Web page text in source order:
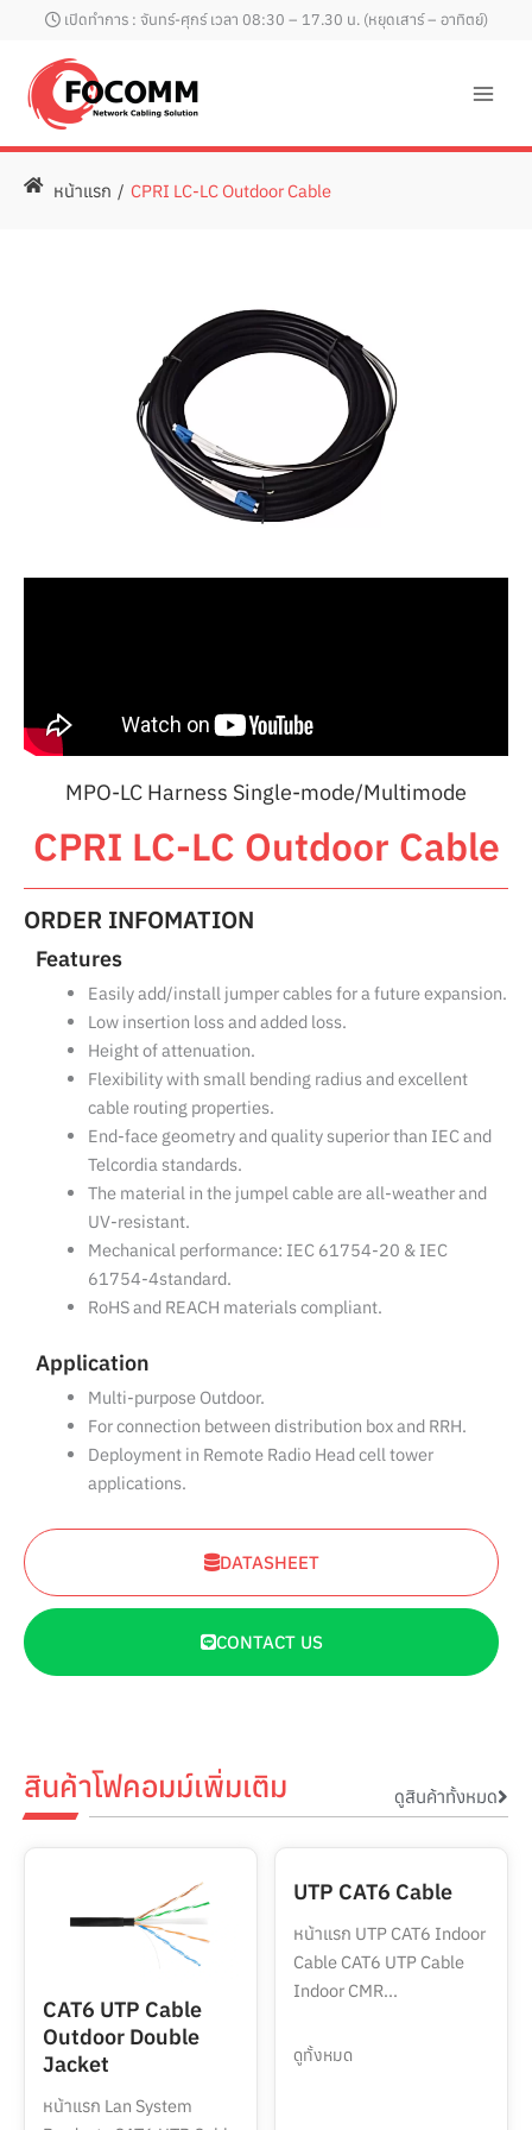
content
เปิดทำการ : จันทร์-ศุกร์ เวลา 08:30 – 17.30 น. (หยุดเสาร์ – อาทิตย์)
หน้าแรก / CPRI LC-LC Outdoor Cable
MPO-LC Harness Single-mode/Multimode
CPRI LC-LC Outdoor Cable
ORDER INFOMATION
Features
Easily add/install jumper cables for a future expansion.
Low insertion loss and added loss.
Height of attenuation.
Flexibility with small bending radius and excellent
cable routing properties.
End-face geometry and quality superior than IEC and
Telcordia standards.
The material in the jumpel cable are all-weather and
UV-resistant.
Mechanical performance: IEC 61754-20 & IEC
61754-4standard.
RoHS and REACH materials compliant.
Application
Multi-purpose Outdoor.
For connection between distribution box and RRH.
Deployment in Remote Radio Head cell tower
applications.
DATASHEET
CONTACT US
สินค้าโฟคอมม์เพิ่มเติม ดูสินค้าทั้งหมด
CAT6 UTP Cable
Outdoor Double
Jacket
หน้าแรก Lan System
UTP CAT6 Cable
หน้าแรก UTP CAT6 Indoor
Cable CAT6 UTP Cable
Indoor CMR...
ดูทั้งหมด